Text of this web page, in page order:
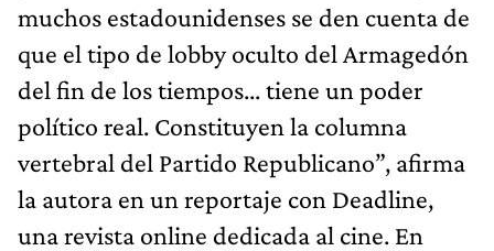
muchos estadounidenses se den cuenta de
que el tipo de lobby oculto del Armagedón
del fin de los tiempos... tiene un poder
político real. Constituyen la columna
vertebral del Partido Republicano”, afirma
la autora en un reportaje con Deadline,
una revista online dedicada al cine. En